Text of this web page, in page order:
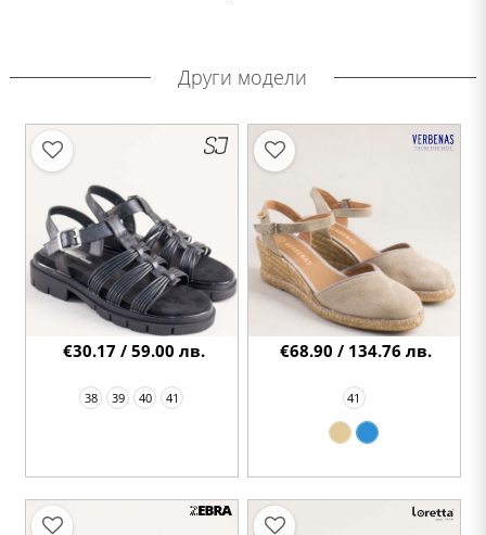
Други модели
38 39 40 41
€30.17 / 59.00 лв.
41
€68.90 / 134.76 лв.